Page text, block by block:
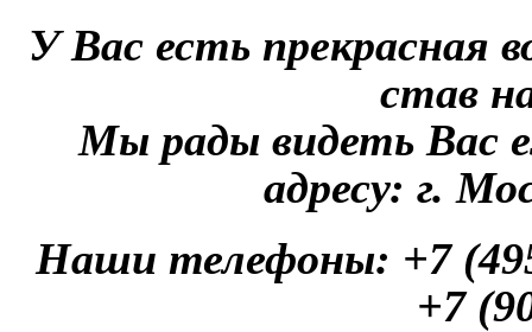
У Вас есть прекрасная
став
Мы рады видеть Вас
адресу: г.
Наши телефоны: +7
+7